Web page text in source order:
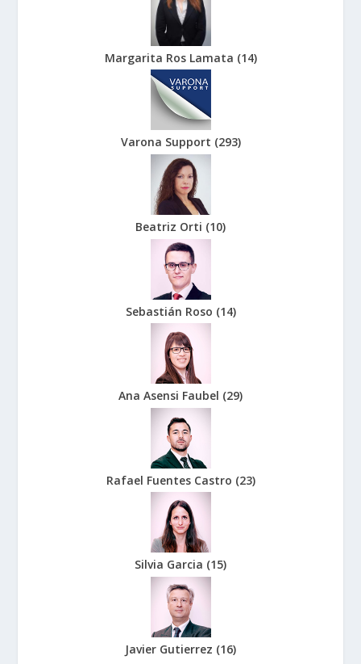
Margarita Ros Lamata (14)
Varona Support (293)
Beatriz Orti (10)
Sebastián Roso (14)
Ana Asensi Faubel (29)
Rafael Fuentes Castro (23)
Silvia Garcia (15)
Javier Gutierrez (16)